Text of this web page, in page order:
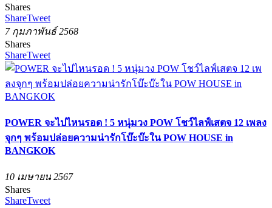
Shares
ShareTweet
7 กุมภาพันธ์ 2568
Shares
ShareTweet
POWER จะไปไหนรอด ! 5 หนุ่มวง POW โชว์ไลฟ์เสตจ 12 เพลง
จุกๆ พร้อมปล่อยความน่ารักโบ๊ะบ๊ะใน POW HOUSE in
BANGKOK
10 เมษายน 2567
Shares
ShareTweet